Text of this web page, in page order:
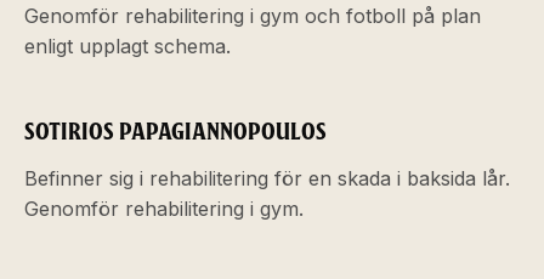
Genomför rehabilitering i gym och fotboll på plan
enligt upplagt schema.
SOTIRIOS PAPAGIANNOPOULOS
Befinner sig i rehabilitering för en skada i baksida lår.
Genomför rehabilitering i gym.